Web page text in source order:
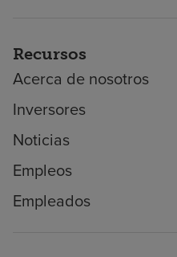
Recursos
Acerca de nosotros
Inversores
Noticias
Empleos
Empleados